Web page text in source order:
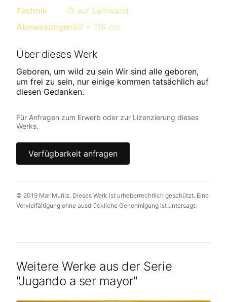
Technik
Öl auf Leinwand
Abmessungen89 x 116 cm
Über dieses Werk
Geboren, um wild zu sein Wir sind alle geboren,
um frei zu sein, nur einige kommen tatsächlich auf
diesen Gedanken.
Für Anfragen zum Erwerb oder zur Lizenzierung dieses
Werks.
Verfügbarkeit anfragen
© 2019 Mar Muñiz. Dieses Werk ist urheberrechtlich geschützt. Eine
Vervielfältigung ohne ausdrückliche Genehmigung ist untersagt.
Weitere Werke aus der Serie
"Jugando a ser mayor"